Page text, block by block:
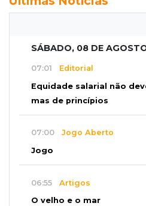
SÁBADO, 08 DE
07:01 Editorial
Equidade salarial não
mas de princípios
07:00 Jogo Aberto
Jogo
06:55 Artigos
O velho e o mar